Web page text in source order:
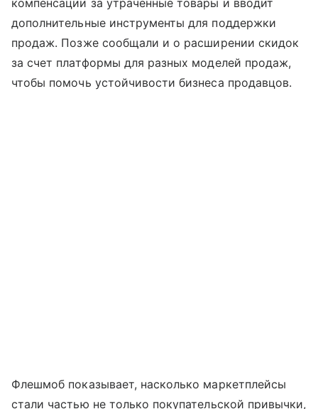
дополнительные инструменты для поддержки
продаж. Позже сообщали и о расширении скидок
за счет платформы для разных моделей продаж,
чтобы помочь устойчивости бизнеса продавцов.
Флешмоб показывает, насколько маркетплейсы
стали частью не только покупательской привычки,